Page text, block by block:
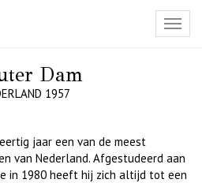
Dam
1957
jaar een van de meest
van Nederland. Afgestudeerd aan
in 1980 heeft hij zich altijd tot een